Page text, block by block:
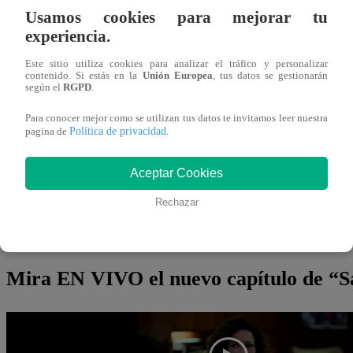
06 de marzo 2024
para tomar una decisión trascendental en su vida:
Por otro lado, Sanem no renunciará a su amor por Can
lograrlo, ella seguirá de forma secreta a Can y le
Mira EN VIVO el nuevo capítulo de
Usamos cookies para mejorar tu
experiencia.
Este sitio utiliza cookies para analizar el tráfico y personalizar
contenido. Si estás en la Unión Europea , tus datos se gestionarán
según el RGPD
Para conocer mejor como se utilizan tus datos te invitamos leer nuestra
pagina de Política de privacidad
Aceptar Cookies
Rechazar